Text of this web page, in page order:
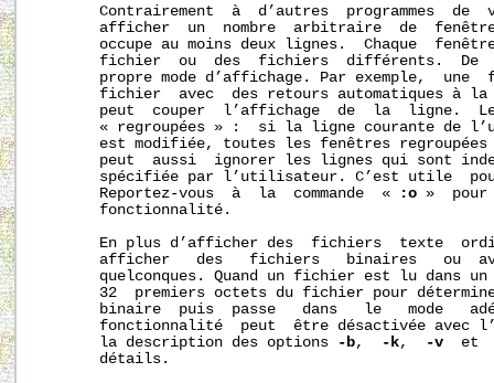
Contrairement  à  d’autres  programmes  de
afficher  un  nombre  arbitraire  de
occupe au moins deux lignes.  Chaque
fichier  ou  des  fichiers  différents.  De
propre mode d’affichage. Par exemple,  une
fichier  avec  des retours automatiques à
peut  couper  l’affichage  de  la  ligne.
« regroupées » :  si la ligne courante de
est modifiée, toutes les fenêtres
peut  aussi  ignorer les lignes qui sont
spécifiée par l’utilisateur. C’est utile
       Reportez-vous  à  la  commande  «
:o »
       fonctionnalité.
En plus d’afficher des  fichiers  texte
afficher   des   fichiers   binaires   ou
quelconques. Quand un fichier est lu dans
32  premiers octets du fichier pour
binaire  puis  passe   dans   le   mode
fonctionnalité  peut  être désactivée avec
       la description des options
-b, -k, -v
       détails.